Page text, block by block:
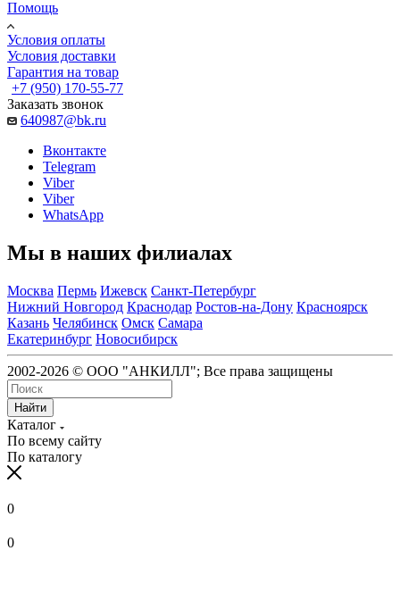
Помощь
Условия оплаты
Условия доставки
Гарантия на товар
+7 (950) 170-55-77
Заказать звонок
640987@bk.ru
Вконтакте
Telegram
Viber
Viber
WhatsApp
Мы в наших филиалах
Москва Пермь Ижевск Санкт-Петербург
Нижний Новгород Краснодар Ростов-на-Дону Красноярск
Казань Челябинск Омск Самара
Екатеринбург Новосибирск
2002-2026 © ООО "АНКИЛЛ"; Все права защищены
Найти
Каталог
По всему сайту
По каталогу
0
0